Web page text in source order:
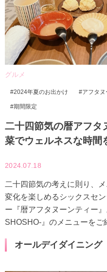
グルメ
2024年夏のお出かけ アフタ
期間限定
二十四節気の暦アフ
菜でウェルネスな時間
2024.07.18
二十四節気の考えに則り、
変化を楽しめるシックスセ
ー『暦アフタヌーンティー
SHOSHO-』のメニューをご
オールデイダイニング